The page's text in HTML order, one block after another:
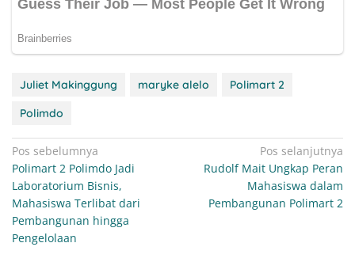
Juliet Makinggung maryke alelo
Polimart 2
Polimdo
Navigasi
pos
Pos sebelumnya
Polimart 2 Polimdo Jadi
Laboratorium Bisnis,
Mahasiswa Terlibat dari
Pembangunan hingga
Pengelolaan
Pos selanjutnya
Rudolf Mait Ungkap Peran
Mahasiswa dalam
Pembangunan Polimart 2